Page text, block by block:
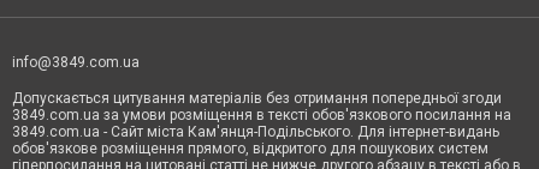
info@3849.com.ua
Допускається цитування матеріалів без отримання попередньої згоди
3849.com.ua за умови розміщення в тексті обов'язкового посилання на
3849.com.ua - Сайт міста Кам'янця-Подільського. Для інтернет-видань
обов'язкове розміщення прямого, відкритого для пошукових систем